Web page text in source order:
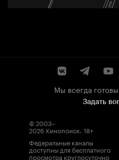
Мы всегда
Задать
© 2003–
2026 Кинопоиск. 18+
Федеральные каналы
доступны для бесплатного
просмотра круглосуточно